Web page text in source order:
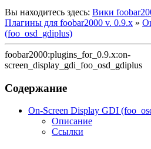
Вы находитесь здесь: Вики
Плагины для foobar2000 v. 0.9.x »
(foo_osd_gdiplus)
foobar2000:plugins_for_0.9.x:on-
screen_display_gdi_foo_osd_gdiplus
Содержание
On-Screen Display GDI
Описание
Ссылки